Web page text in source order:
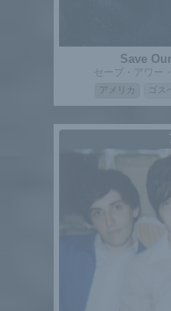
Save
セーブ・アワー
アメリカ ゴス